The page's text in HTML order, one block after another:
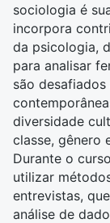
sociologia é
incorpora
da psicologia,
para analisar
são
diversidade
classe, gênero
Durante o
utilizar
entrevistas,
análise de